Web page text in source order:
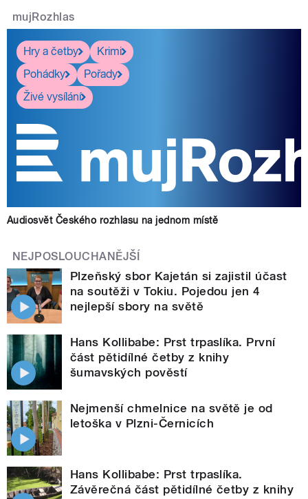
mujRozhlas
Hry a četby
Krimi
Pohádky
Pořady
Živé vysílání
Audiosvět Českého rozhlasu na jednom místě
NEJPOSLOUCHANĚJŠÍ
Plzeňský sbor Kajetán si zajistil účast
na soutěži v Tokiu. Pojedou jen 4
nejlepší sbory na světě
Hans Kollibabe: Prst trpaslíka. První
část pětidílné četby z knihy
šumavských pověstí
Nejmenší chmelnice na světě je od
letoška v Plzni-Černicích
Hans Kollibabe: Prst trpaslíka.
Závěrečná část pětidílné četby z knihy